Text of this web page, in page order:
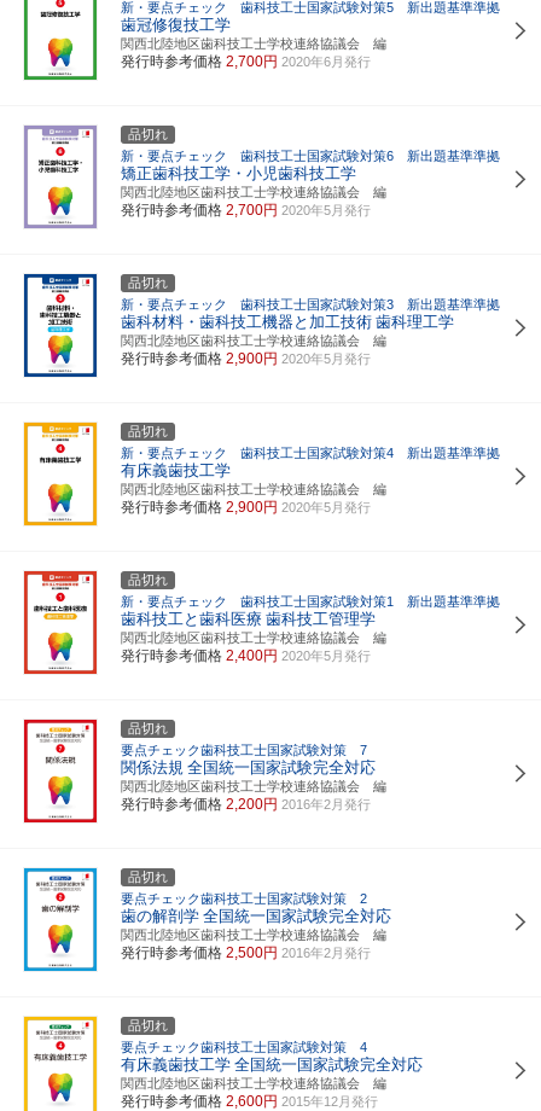
新・要点チェック 歯科技工士国家試験対策5 新出題基準準拠
歯冠修復技工学
関西北陸地区歯科技工士学校連絡協議会 編
発行時参考価格 2,700円 2020年6月発行
品切れ
新・要点チェック 歯科技工士国家試験対策6 新出題基準準拠
矯正歯科技工学・小児歯科技工学
関西北陸地区歯科技工士学校連絡協議会 編
発行時参考価格 2,700円 2020年5月発行
品切れ
新・要点チェック 歯科技工士国家試験対策3 新出題基準準拠
歯科材料・歯科技工機器と加工技術 歯科理工学
関西北陸地区歯科技工士学校連絡協議会 編
発行時参考価格 2,900円 2020年5月発行
品切れ
新・要点チェック 歯科技工士国家試験対策4 新出題基準準拠
有床義歯技工学
関西北陸地区歯科技工士学校連絡協議会 編
発行時参考価格 2,900円 2020年5月発行
品切れ
新・要点チェック 歯科技工士国家試験対策1 新出題基準準拠
歯科技工と歯科医療 歯科技工管理学
関西北陸地区歯科技工士学校連絡協議会 編
発行時参考価格 2,400円 2020年5月発行
品切れ
要点チェック歯科技工士国家試験対策 7
関係法規 全国統一国家試験完全対応
関西北陸地区歯科技工士学校連絡協議会 編
発行時参考価格 2,200円 2016年2月発行
品切れ
要点チェック歯科技工士国家試験対策 2
歯の解剖学 全国統一国家試験完全対応
関西北陸地区歯科技工士学校連絡協議会 編
発行時参考価格 2,500円 2016年2月発行
品切れ
要点チェック歯科技工士国家試験対策 4
有床義歯技工学 全国統一国家試験完全対応
関西北陸地区歯科技工士学校連絡協議会 編
発行時参考価格 2,600円 2015年12月発行